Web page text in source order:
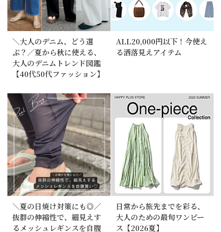
＼大人のデニム、どう選
ぶ？／夏から秋に使える、
大人のデニムトレンド図鑑
【40代50代ファッション】
ALL20,000円以下！今使え
る洒落見えアイテム
＼夏の日焼け対策にも◎／
抜群の伸縮性で、細見えす
るメッシュレギンスを自腹
日常から旅先までを彩る、
大人のための最旬ワンピー
ス【2026夏】